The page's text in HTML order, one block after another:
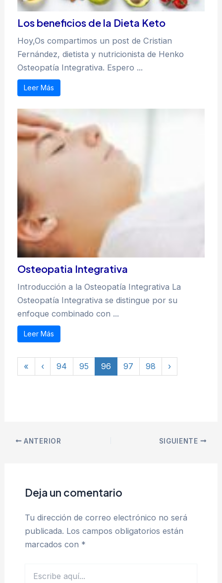
Los beneficios de la Dieta Keto
Hoy,Os compartimos un post de Cristian
Fernández, dietista y nutricionista de Henko
Osteopatía Integrativa. Espero ...
Leer Más
Osteopatia Integrativa
Introducción a la Osteopatía Integrativa La
Osteopatía Integrativa se distingue por su
enfoque combinado con ...
Leer Más
« ‹ 94 95 96 97 98 ›
ANTERIOR SIGUIENTE
Deja un comentario
Tu dirección de correo electrónico no será
publicada. Los campos obligatorios están
marcados con *
aquí...